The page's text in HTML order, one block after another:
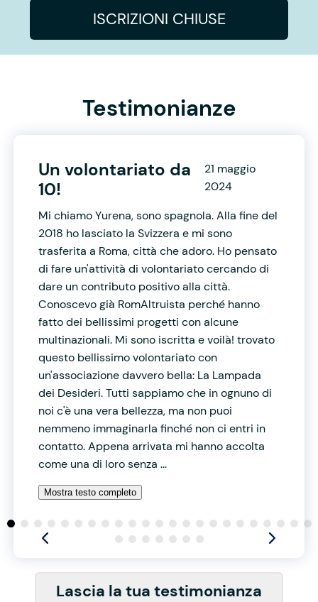
ISCRIZIONI CHIUSE
Testimonianze
Un volontariato da
10!
21 maggio
2024
Mi chiamo Yurena, sono spagnola. Alla fine del
2018 ho lasciato la Svizzera e mi sono
trasferita a Roma, città che adoro. Ho pensato
di fare un'attività di volontariato cercando di
dare un contributo positivo alla città.
Conoscevo già RomAltruista perché hanno
fatto dei bellissimi progetti con alcune
multinazionali. Mi sono iscritta e voilà! trovato
questo bellissimo volontariato con
un'associazione davvero bella: La Lampada
dei Desideri. Tutti sappiamo che in ognuno di
noi c'è una vera bellezza, ma non puoi
nemmeno immaginarla finché non ci entri in
contatto. Appena arrivata mi hanno accolta
come una di loro senza ...
Mostra testo completo
Lascia la tua testimonianza